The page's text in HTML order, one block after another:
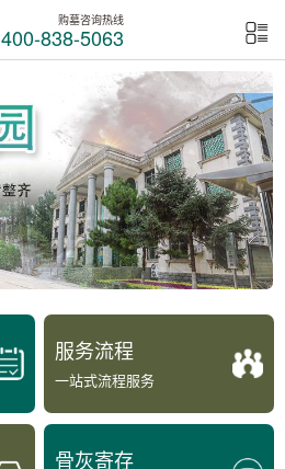
购墓咨询热线
400-838-5063
服务流程
一站式流程服务
骨灰寄存